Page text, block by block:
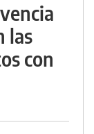
las
con